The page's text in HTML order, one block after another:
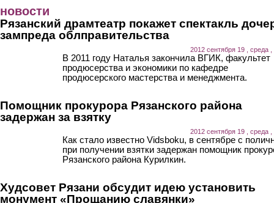
новости
Рязанский драмтеатр покажет спектакль
зампреда облправительства
2012 сентября 19 , среда ,
В 2011 году Наталья закончила ВГИК, факультет
продюсерства и экономики по кафедре
продюсерского мастерства и менеджмента.
Помощник прокурора Рязанского района
задержан за взятку
2012 сентября 19 , среда ,
Как стало известно Vidsboku, в сентябре с
при получении взятки задержан помощник
Рязанского района Курилкин.
Худсовет Рязани обсудит идею установить
монумент «Прощанию славянки»